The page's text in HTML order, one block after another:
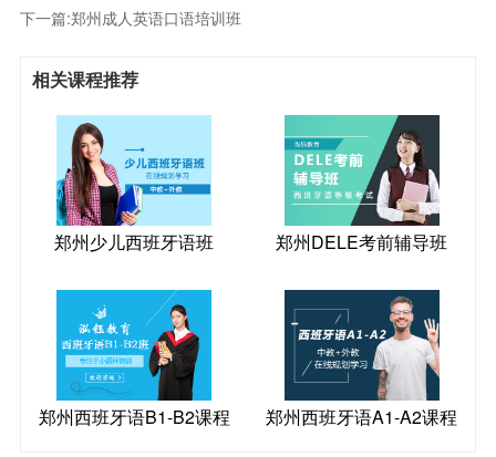
下一篇:郑州成人英语口语培训班
相关课程推荐
郑州少儿西班牙语班 郑州DELE考前辅导班
郑州西班牙语B1-B2课程 郑州西班牙语A1-A2课程